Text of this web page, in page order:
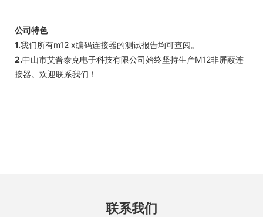
公司特色
1.我们所有m12 x编码连接器的测试报告均可查阅。
2.中山市艾普泰克电子科技有限公司始终坚持生产M12非屏蔽连
接器。欢迎联系我们！
联系我们